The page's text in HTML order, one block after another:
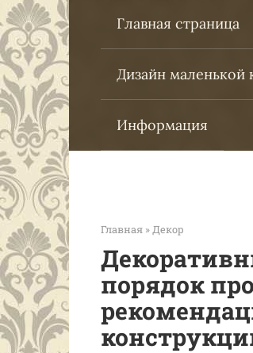
Главная страница
Дизайн маленькой
Информация
Главная » Декор
порядок